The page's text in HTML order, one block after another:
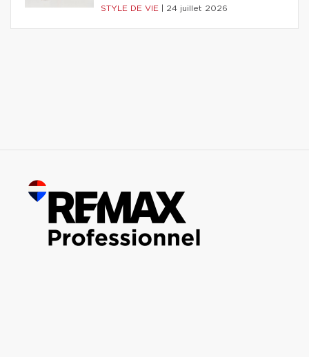
STYLE DE VIE 24 juillet 2026